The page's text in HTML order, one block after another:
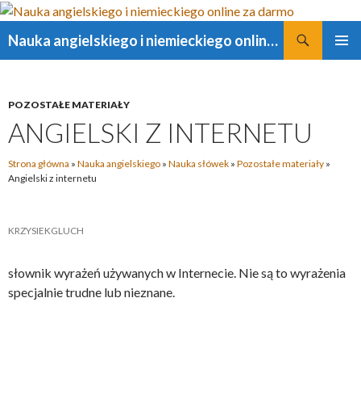
Nauka angielskiego i niemieckiego online za darmo
POZOSTAŁE MATERIAŁY
ANGIELSKI Z INTERNETU
Strona główna » Nauka angielskiego » Nauka słówek » Pozostałe materiały »
Angielski z internetu
KRZYSIEKGLUCH
słownik wyrażeń używanych w Internecie. Nie są to wyrażenia
specjalnie trudne lub nieznane.